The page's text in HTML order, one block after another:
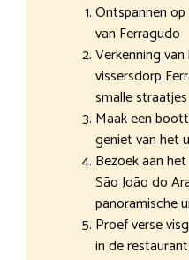
Ontspannen
van Ferragudo
Verkenning
vissersdorp
smalle straatjes
Maak een
geniet van het
Bezoek aan
São João do
panoramische
Proef verse
in de